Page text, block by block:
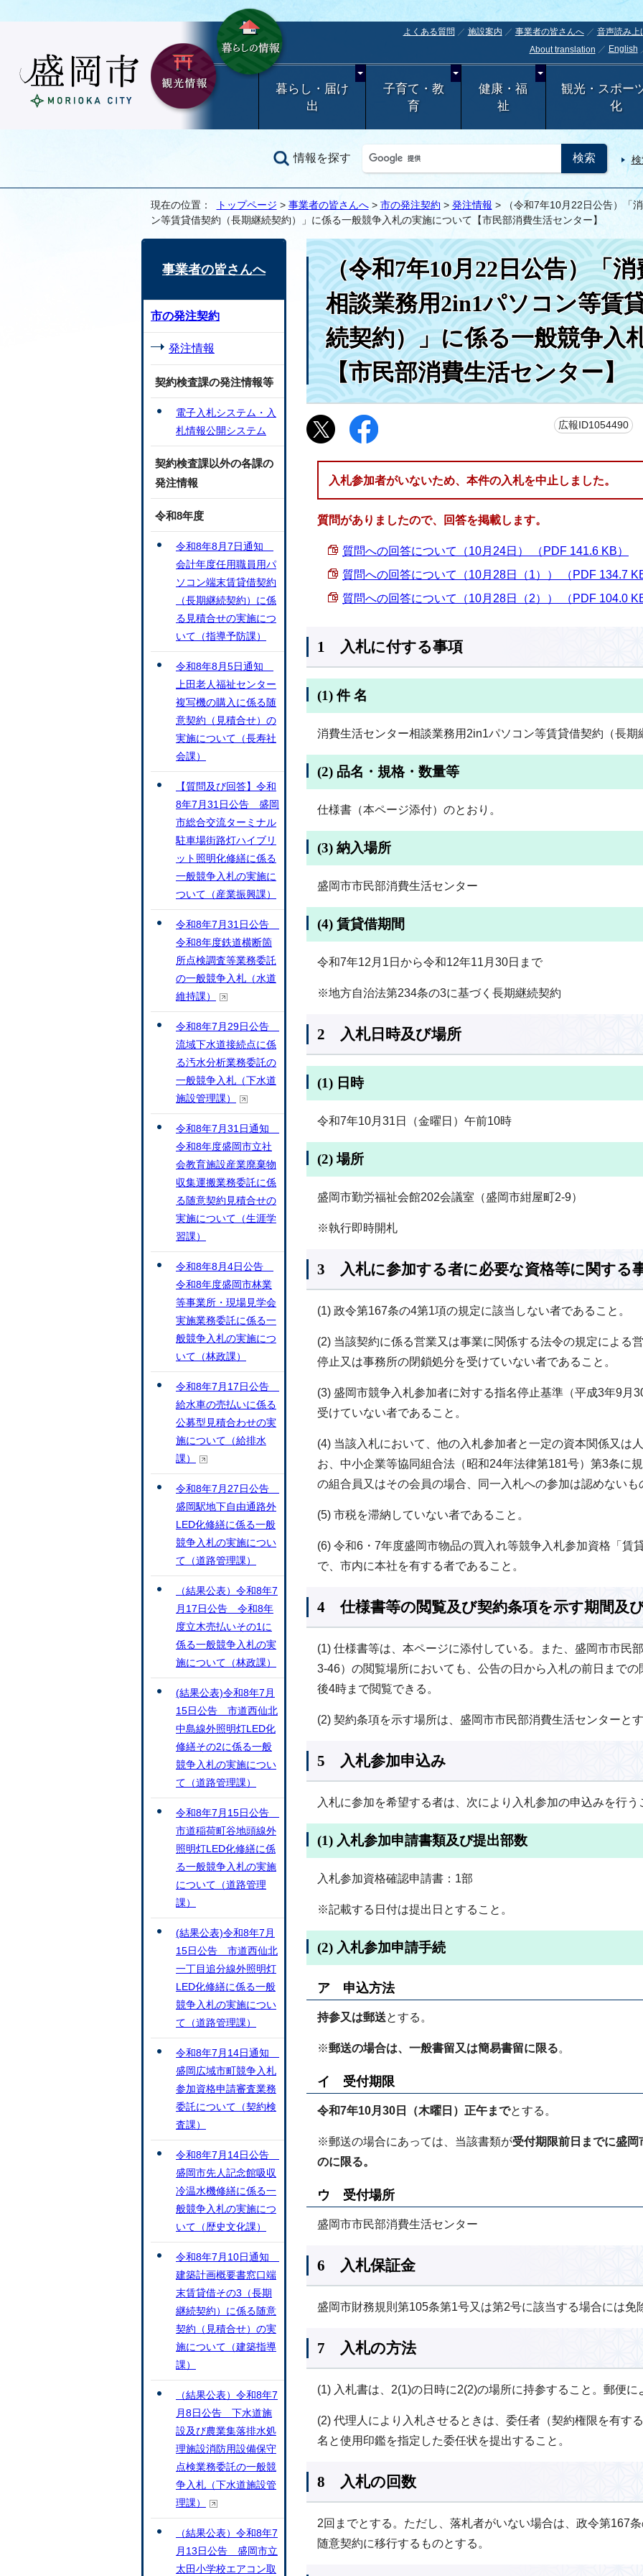
よくある質問 施設案内 事業者の皆さんへ
音声読み上
About translation
English
暮らし・届け
出
子育て・教
育
健康・福
祉
観光・スポー
化
情報を探す
現在の位置： トップページ > 事業者の皆さんへ> 市の発注契約 > 発注情報 > （令和7年10月22日公告）「
ン等賃貸借契約（長期継続契約）」に係る一般競争入札の実施について【市民部消費生活センター】
（令和7年10月22日公告）「
相談業務用2in1パソコン等賃
続契約）」に係る一般競争入
【市民部消費生活センター】
広報ID1054490
入札参加者がいないため、本件の入札を中止しました。
質問がありましたので、回答を掲載します。
質問への回答について（10月24日） （PDF 141.6 KB）
質問への回答について（10月28日（1）） （PDF 134.7
質問への回答について（10月28日（2）） （PDF 104.0
1 入札に付する事項
(1) 件 名
消費生活センター相談業務用2in1パソコン等賃貸借契約（長期
(2) 品名・規格・数量等
仕様書（本ページ添付）のとおり。
(3) 納入場所
盛岡市市民部消費生活センター
(4) 賃貸借期間
令和7年12月1日から令和12年11月30日まで
※地方自治法第234条の3に基づく長期継続契約
2 入札日時及び場所
(1) 日時
令和7年10月31日（金曜日）午前10時
(2) 場所
盛岡市勤労福祉会館202会議室（盛岡市紺屋町2-9）
※執行即時開札
3 入札に参加する者に必要な資格等に関する
(1) 政令第167条の4第1項の規定に該当しない者であること。
(2) 当該契約に係る営業又は事業に関係する法令の規定による
停止又は事務所の閉鎖処分を受けていない者であること。
(3) 盛岡市競争入札参加者に対する指名停止基準（平成3年9月
受けていない者であること。
(4) 当該入札において、他の入札参加者と一定の資本関係又は
お、中小企業等協同組合法（昭和24年法律第181号）第3条に
の組合員又はその会員の場合、同一入札への参加は認めないも
(5) 市税を滞納していない者であること。
(6) 令和6・7年度盛岡市物品の買入れ等競争入札参加資格「賃
で、市内に本社を有する者であること。
4 仕様書等の閲覧及び契約条項を示す期間及
(1) 仕様書等は、本ページに添付している。また、盛岡市市民
3-46）の閲覧場所においても、公告の日から入札の前日まで
後4時まで閲覧できる。
(2) 契約条項を示す場所は、盛岡市市民部消費生活センターと
5 入札参加申込み
入札に参加を希望する者は、次により入札参加の申込みを行う
(1) 入札参加申請書類及び提出部数
入札参加資格確認申請書：1部
※記載する日付は提出日とすること。
(2) 入札参加申請手続
ア 申込方法
持参又は郵送とする。
※郵送の場合は、一般書留又は簡易書留に限る。
イ 受付期限
令和7年10月30日（木曜日）正午までとする。
※郵送の場合にあっては、当該書類が受付期限前日までに盛
のに限る。
ウ 受付場所
盛岡市市民部消費生活センター
6 入札保証金
盛岡市財務規則第105条第1号又は第2号に該当する場合には免
7 入札の方法
(1) 入札書は、2(1)の日時に2(2)の場所に持参すること。郵便
(2) 代理人により入札させるときは、委任者（契約権限を有す
名と使用印鑑を指定した委任状を提出すること。
8 入札の回数
2回までとする。ただし、落札者がいない場合は、政令第167
随意契約に移行するものとする。
事業者の皆さんへ
市の発注契約
発注情報
契約検査課の発注情報等
電子入札システム・入
札情報公開システム
契約検査課以外の各課の
発注情報
令和8年度
令和8年8月7日通知
会計年度任用職員用パ
ソコン端末賃貸借契約
（長期継続契約）に係
る見積合せの実施につ
いて（指導予防課）
令和8年8月5日通知
上田老人福祉センター
複写機の購入に係る随
意契約（見積合せ）の
実施について（長寿社
会課）
【質問及び回答】令和
8年7月31日公告 盛岡
市総合交流ターミナル
駐車場街路灯ハイブリ
ット照明化修繕に係る
一般競争入札の実施に
ついて（産業振興課）
令和8年7月31日公告
令和8年度鉄道横断箇
所点検調査等業務委託
の一般競争入札（水道
維持課）
令和8年7月29日公告
流域下水道接続点に係
る汚水分析業務委託の
一般競争入札（下水道
施設管理課）
令和8年7月31日通知
令和8年度盛岡市立社
会教育施設産業廃棄物
収集運搬業務委託に係
る随意契約見積合せの
実施について（生涯学
習課）
令和8年8月4日公告
令和8年度盛岡市林業
等事業所・現場見学会
実施業務委託に係る一
般競争入札の実施につ
いて（林政課）
令和8年7月17日公告
給水車の売払いに係る
公募型見積合わせの実
施について（給排水
課）
令和8年7月27日公告
盛岡駅地下自由通路外
LED化修繕に係る一般
競争入札の実施につい
て（道路管理課）
（結果公表）令和8年7
月17日公告 令和8年
度立木売払いその1に
係る一般競争入札の実
施について（林政課）
(結果公表)令和8年7月
15日公告 市道西仙北
中島線外照明灯LED化
修繕その2に係る一般
競争入札の実施につい
て（道路管理課）
令和8年7月15日公告
市道稲荷町谷地頭線外
照明灯LED化修繕に係
る一般競争入札の実施
について（道路管理
課）
(結果公表)令和8年7月
15日公告 市道西仙北
一丁目追分線外照明灯
LED化修繕に係る一般
競争入札の実施につい
て（道路管理課）
令和8年7月14日通知
盛岡広域市町競争入札
参加資格申請審査業務
委託について（契約検
査課）
令和8年7月14日公告
盛岡市先人記念館吸収
冷温水機修繕に係る一
般競争入札の実施につ
いて（歴史文化課）
令和8年7月10日通知
建築計画概要書窓口端
末賃貸借その3（長期
継続契約）に係る随意
契約（見積合せ）の実
施について（建築指導
課）
（結果公表）令和8年7
月8日公告 下水道施
設及び農業集落排水処
理施設消防用設備保守
点検業務委託の一般競
争入札（下水道施設管
理課）
（結果公表）令和8年7
月13日公告 盛岡市立
太田小学校エアコン取